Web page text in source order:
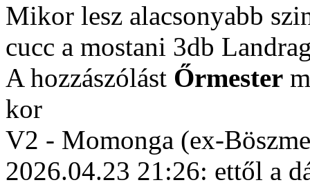
Mikor lesz alacsonyabb
cucc a mostani 3db
A hozzászólást Őrmester
kor
V2 - Momonga (ex-
2026.04.23 21:26: ettől a